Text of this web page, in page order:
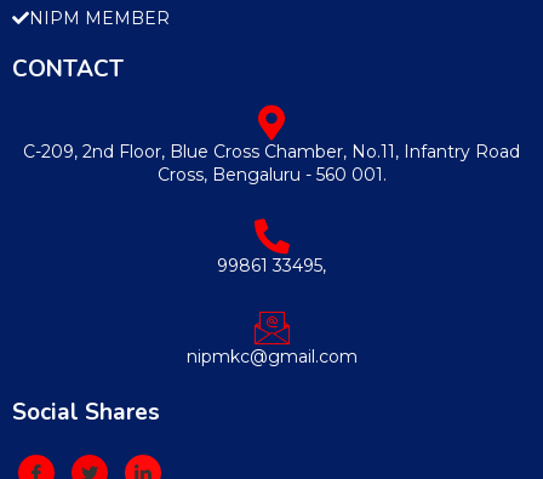
NIPM MEMBER
CONTACT
C-209, 2nd Floor, Blue Cross Chamber, No.11, Infantry Road
Cross, Bengaluru - 560 001.
99861 33495,
nipmkc@gmail.com
Social Shares